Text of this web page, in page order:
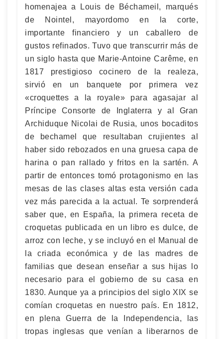
homenajea a Louis de Béchameil, marqués
de Nointel, mayordomo en la corte,
importante financiero y un caballero de
gustos refinados. Tuvo que transcurrir más de
un siglo hasta que Marie-Antoine Carême, en
1817 prestigioso cocinero de la realeza,
sirvió en un banquete por primera vez
«croquettes a la royale» para agasajar al
Príncipe Consorte de Inglaterra y al Gran
Archiduque Nicolai de Rusia, unos bocaditos
de bechamel que resultaban crujientes al
haber sido rebozados en una gruesa capa de
harina o pan rallado y fritos en la sartén. A
partir de entonces tomó protagonismo en las
mesas de las clases altas esta versión cada
vez más parecida a la actual. Te sorprenderá
saber que, en España, la primera receta de
croquetas publicada en un libro es dulce, de
arroz con leche, y se incluyó en el Manual de
la criada económica y de las madres de
familias que desean enseñar a sus hijas lo
necesario para el gobierno de su casa en
1830. Aunque ya a principios del siglo XIX se
comían croquetas en nuestro país. En 1812,
en plena Guerra de la Independencia, las
tropas inglesas que venían a liberarnos de